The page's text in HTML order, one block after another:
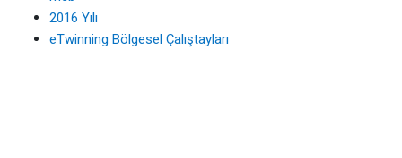
2016 Yılı
eTwinning Bölgesel Çalıştayları